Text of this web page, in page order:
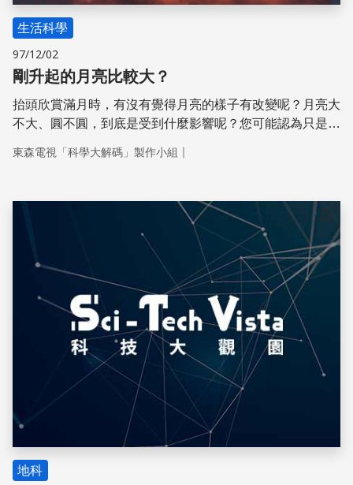
生活科學
97/12/02
剛升起的月亮比較大？
抬頭欣賞滿月時，有沒有覺得月亮的樣子有改變呢？月亮大
不大、圓不圓，到底是受到什麼影響呢？您可能認為只是單
東森電視「科學大解碼」製作小組 ｜
儲存
地科